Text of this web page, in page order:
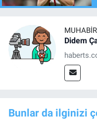
MUHABIR
Didem
Bunlar da ilginizi